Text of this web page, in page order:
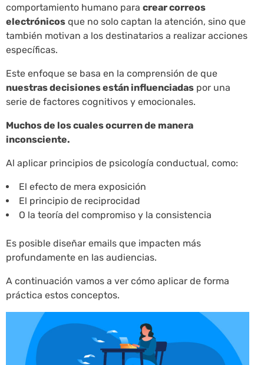
comportamiento humano para crear correos
electrónicos que no solo captan la atención, sino que
también motivan a los destinatarios a realizar acciones
específicas.
Este enfoque se basa en la comprensión de que
nuestras decisiones están influenciadas por una
serie de factores cognitivos y emocionales.
Muchos de los cuales ocurren de manera
inconsciente.
Al aplicar principios de psicología conductual, como:
El efecto de mera exposición
El principio de reciprocidad
O la teoría del compromiso y la consistencia
Es posible diseñar emails que impacten más
profundamente en las audiencias.
A continuación vamos a ver cómo aplicar de forma
práctica estos conceptos.